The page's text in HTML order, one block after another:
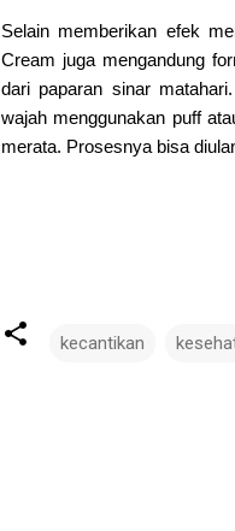
Selain memberikan efek
Cream juga mengandung
dari paparan sinar matahari.
wajah menggunakan puff
merata. Prosesnya bisa
kecantikan